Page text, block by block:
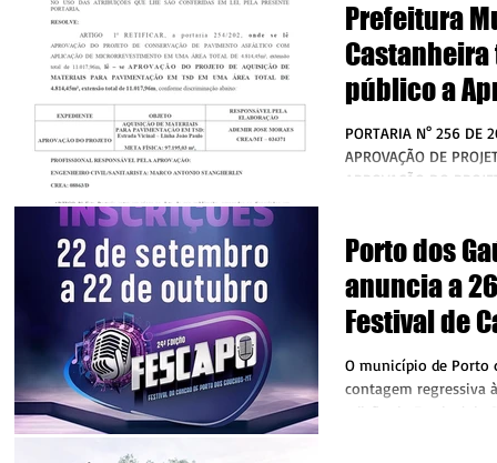
Prefeitura
público a
Projeto à
Materiais
PORTARIA N° 256 DE
APROVAÇÃO DE PROJETO “DISPÕE
APROVAÇÃO DO
OLIVEIRA RIOS JUNIOR , PREFEITO MUNICIPAL,
ATRIBUIÇÕES QUE
LEI, PELA PRESENTE
onde se lê:
CONSERVAÇÃO DE
COM APLICAÇÃO
Porto dos
anuncia a
Festival de
(FESCAPO)
O município de Porto
contagem regressiva
edição do Festival da